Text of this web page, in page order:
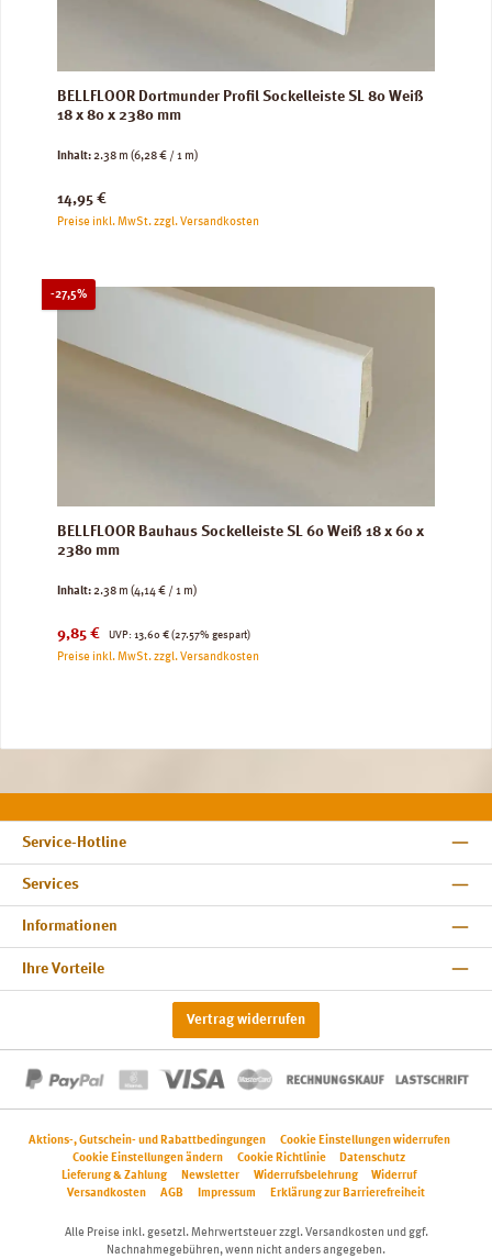
BELLFLOOR Dortmunder Profil Sockelleiste SL 80 Weiß
18 x 80 x 2380 mm
Inhalt:2.38 m (6,28 € / 1 m)
Regulärer Preis:
14,95 €
Preise inkl. MwSt. zzgl. Versandkosten
-27,5%Rabatt
BELLFLOOR Bauhaus Sockelleiste SL 60 Weiß 18 x 60 x
2380 mm
Inhalt:2.38 m (4,14 € / 1 m)
Verkaufspreis:
9,85 € UVP:
Regulärer Preis:
13,60 € (27.57% gespart)
Preise inkl. MwSt. zzgl. Versandkosten
Service-Hotline
Services
Informationen
Ihre Vorteile
Vertrag widerrufen
Aktions-, Gutschein- und Rabattbedingungen
Cookie Einstellungen widerrufen
Cookie Einstellungen ändern
Cookie Richtlinie
Datenschutz
Lieferung & Zahlung
Newsletter Widerrufsbelehrung
Widerruf
Versandkosten
AGB Impressum Erklärung zur Barrierefreiheit
Alle Preise inkl. gesetzl. Mehrwertsteuer zzgl.Versandkosten und ggf.
Nachnahmegebühren, wenn nicht anders angegeben.